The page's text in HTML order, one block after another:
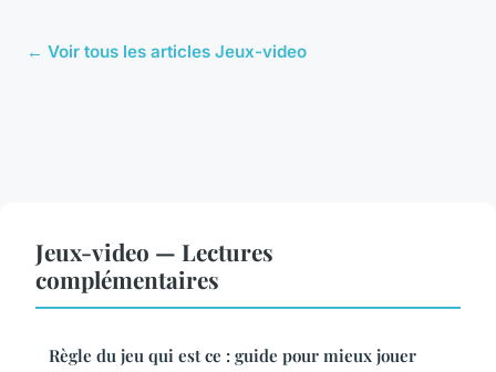
← Voir tous les articles Jeux-video
Jeux-video — Lectures
complémentaires
Règle du jeu qui est ce : guide pour mieux jouer